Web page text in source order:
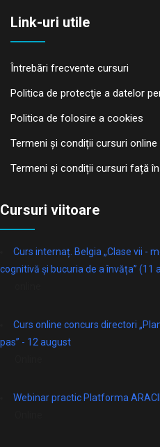
Link-uri utile
Întrebări frecvente cursuri
Politica de protecţie a datelor
Politica de folosire a cookies
Termeni și condiții cursuri online
Termeni și condiții cursuri față
Cursuri viitoare
Curs internaț. Belgia „Clase vii -
cognitivă și bucuria de a învăța” (11
Curs online concurs directori
pas” - 12 august
Webinar practic Platforma